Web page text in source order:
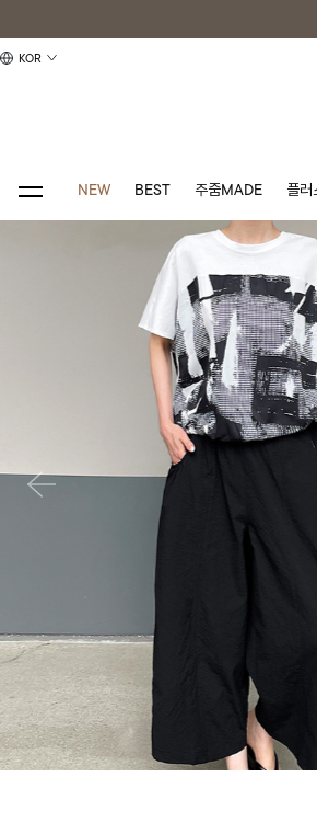
KOR
NEW BEST 주줌MADE 플러